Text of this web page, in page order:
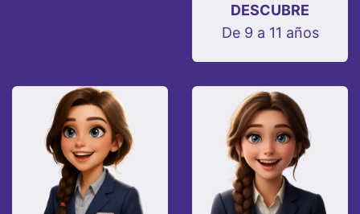
DESCUBRE
De 9 a 11 años